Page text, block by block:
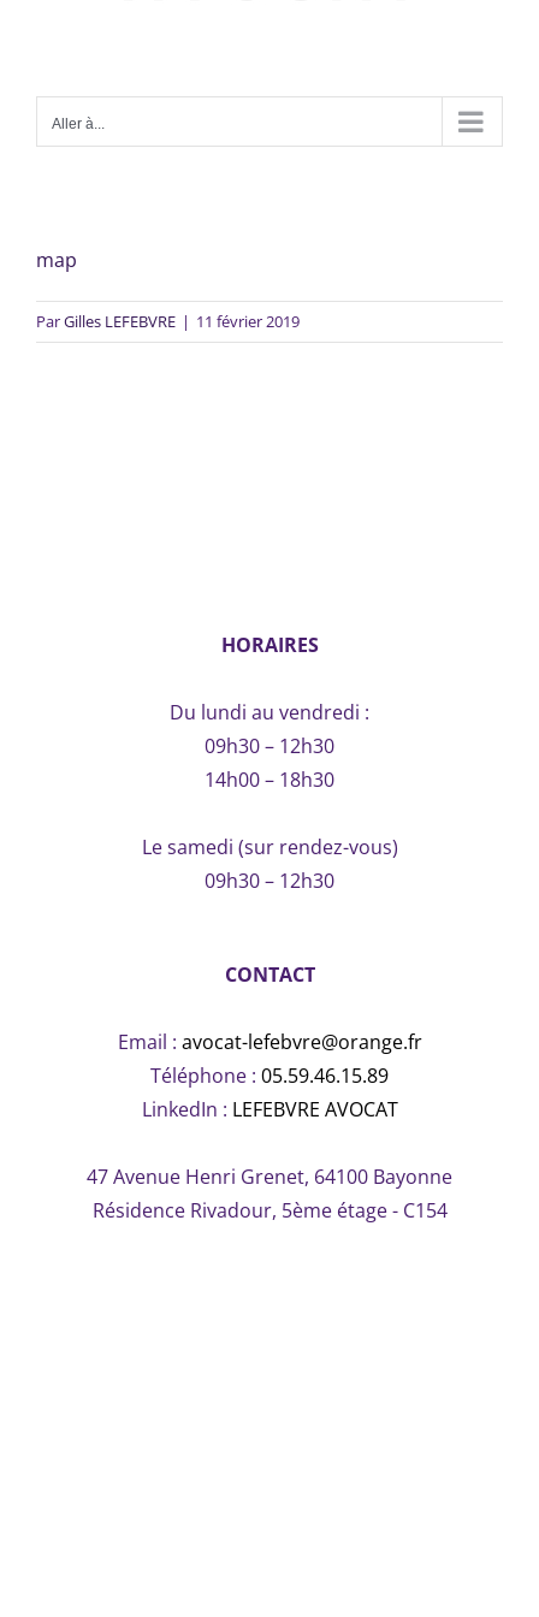
Aller à...
map
ParGilles LEFEBVRE | 11 février 2019
HORAIRES
Du lundi au vendredi :
09h30 – 12h30
14h00 – 18h30
Le samedi (sur rendez-vous)
09h30 – 12h30
CONTACT
Email : avocat-lefebvre@orange.fr
Téléphone : 05.59.46.15.89
LinkedIn : LEFEBVRE AVOCAT
47 Avenue Henri Grenet, 64100 Bayonne
Résidence Rivadour, 5ème étage - C154